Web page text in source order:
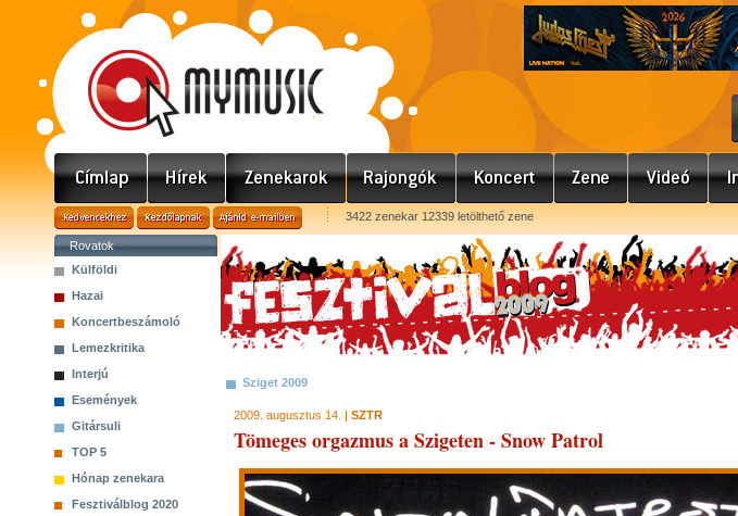
3422 zenekar 12339 letölthető zene
Rovatok
Külföldi
Hazai
Koncertbeszámoló
Lemezkritika
Interjú
Események
Gitársuli
TOP 5
Hónap zenekara
Fesztiválblog 2020
Sziget 2009
2009. augusztus 14. | SZTR
Tömeges orgazmus a Szigeten - Snow Patrol